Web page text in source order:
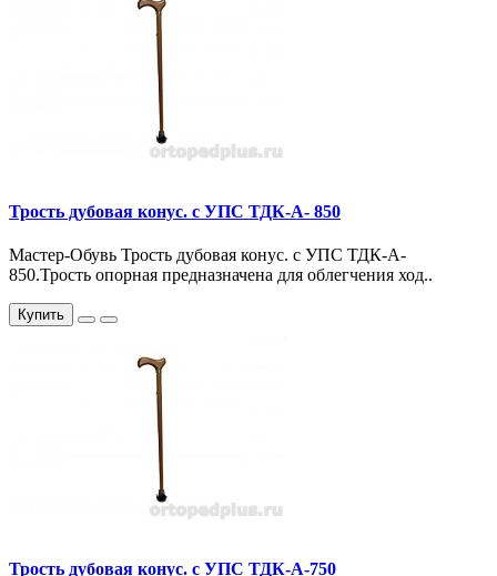
Трость дубовая конус. с УПС ТДК-А- 850
Мастер-Обувь Трость дубовая конус. с УПС ТДК-А-
850.Трость опорная предназначена для облегчения ход..
Купить
Трость дубовая конус. с УПС ТДК-А-750